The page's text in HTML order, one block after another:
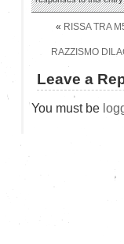
« RISSA TRA
RAZZISMO
Leave a
You must be